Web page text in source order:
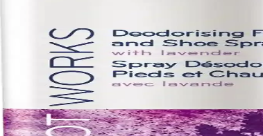
kullanım özellikleri ve etkileri
yorumlarını inceleyerek sizin için en uygun
Çözümler
ayaklar sağlar. Ergonomik tasarımı ve etkili sonuçlarıyla